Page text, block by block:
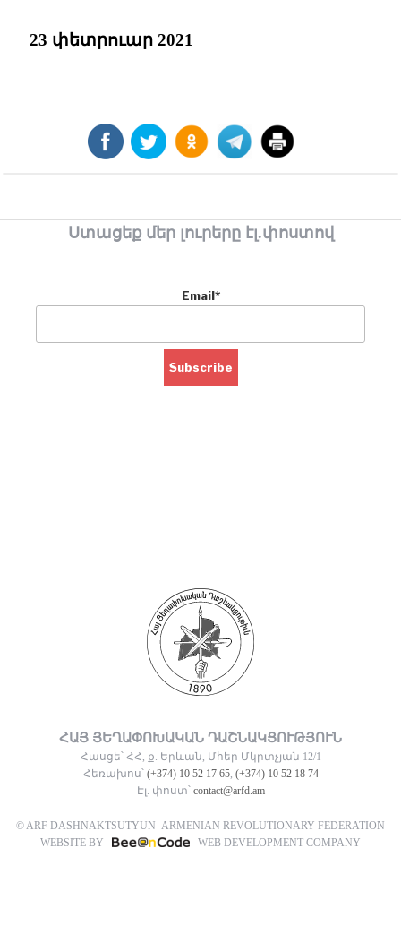
23 փետրուար 2021
Ստացեք մեր լուրերը էլ.փոստով
Email*
ՀԱՅ ՅԵՂԱՓՈԽԱԿԱՆ ԴԱՇՆԱԿՑՈՒԹՅՈՒՆ
Հասցե՝ ՀՀ, ք. Երևան, Մհեր Մկրտչյան 12/1
Հեռախոս՝ (+374) 10 52 17 65, (+374) 10 52 18 74
Էլ. փոստ՝ contact@arfd.am
© ARF DASHNAKTSUTYUN- ARMENIAN REVOLUTIONARY FEDERATION
WEBSITE BY
WEB DEVELOPMENT COMPANY